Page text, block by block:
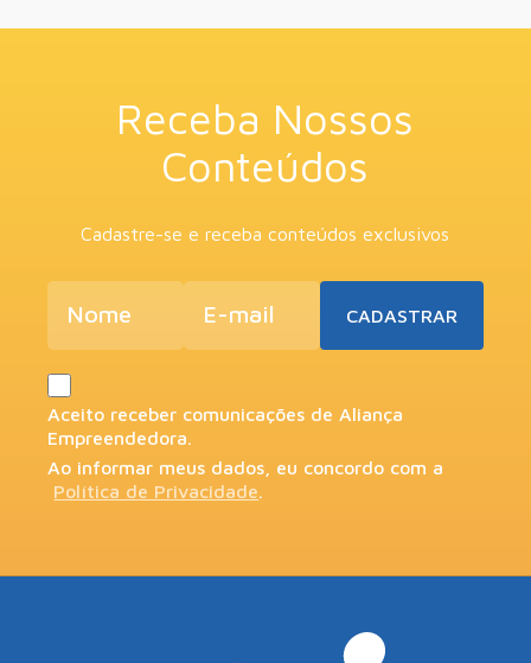
Receba Nossos
Conteúdos
Cadastre-se e receba conteúdos exclusivos
Aceito receber comunicações de Aliança
Empreendedora.
Ao informar meus dados, eu concordo com a
Política de Privacidade.